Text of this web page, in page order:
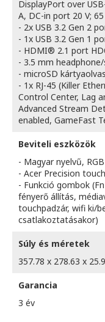
DisplayPort over
A, DC-in port 20 V;
- 2x USB 3.2 Gen 2
- 1x USB 3.2 Gen 1
- HDMI® 2.1 port
- 3.5 mm
- microSD
- 1x RJ-45 (Killer
Control Center, Lag
Advanced Stream
enabled, GameFast
Beviteli eszközök
- Magyar nyelvű,
- Acer Precision
- Funkció gombok
fényerő állítás,
touchpadzár, wifi ki/
csatlakoztatásakor)
Súly és méretek
357.78 x 278.63 x
Garancia
3 év